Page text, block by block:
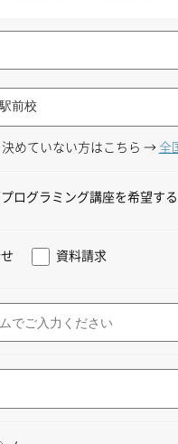
決めていない方はこちら → 全
ログラミング講座を希望する
資料請求